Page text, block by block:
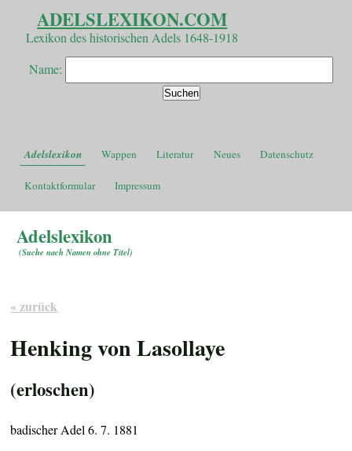
ADELSLEXIKON.COM
Lexikon des historischen Adels 1648-1918
Name:
Adelslexikon Wappen Literatur Neues Datenschutz
Kontaktformular Impressum
Adelslexikon
(Suche nach Namen ohne Titel)
« zurück
Henking von Lasollaye
(erloschen)
badischer Adel 6. 7. 1881